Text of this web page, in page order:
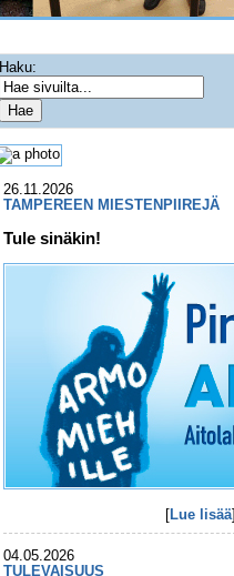
Haku:
26.11.2026
TAMPEREEN MIESTENPIIREJÄ
Tule sinäkin!
Lue lisää]
04.05.2026
TULEVAISUUS